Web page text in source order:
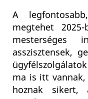
A
megtehet
mesterséges
asszisztensek,
ma is itt vannak,
hoznak sikert,